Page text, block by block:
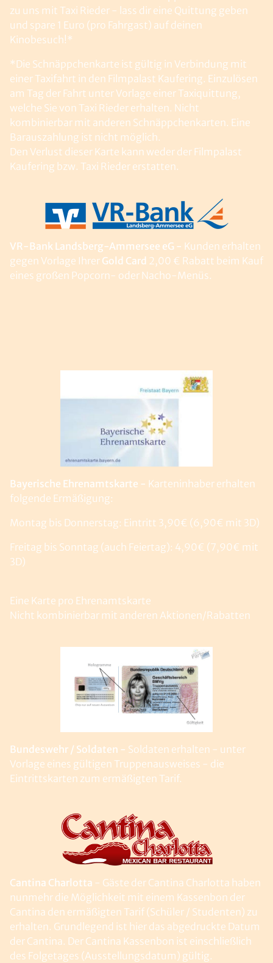
zu uns mit Taxi Rieder - lass dir eine Quittung geben
und spare 1 Euro (pro Fahrgast) auf deinen
Kinobesuch!*
*Die Schnäppchenkarte ist gültig in Verbindung mit
einer Taxifahrt in den Filmpalast Kaufering. Einzulösen
am Tag der Fahrt unter Vorlage einer Taxiquittung,
welche Sie von Taxi Rieder erhalten. Nicht
kombinierbar mit anderen Schnäppchenkarten. Eine
Barauszahlung ist nicht möglich.
Den Verlust dieser Karte kann weder der Filmpalast
Kaufering bzw. Taxi Rieder erstatten.
VR-Bank Landsberg-Ammersee eG - Kunden erhalten
gegen Vorlage Ihrer Gold Card 2,00 € Rabatt beim Kauf
eines großen Popcorn- oder Nacho-Menüs.
Bayerische Ehrenamtskarte - Karteninhaber erhalten
folgende Ermäßigung:
Montag bis Donnerstag: Eintritt 3,90€ (6,90€ mit 3D)
Freitag bis Sonntag (auch Feiertag): 4,90€ (7,90€ mit
3D)
Eine Karte pro Ehrenamtskarte
Nicht kombinierbar mit anderen Aktionen/Rabatten
Bundeswehr / Soldaten - Soldaten erhalten - unter
Vorlage eines gültigen Truppenausweises - die
Eintrittskarten zum ermäßigten Tarif.
Cantina Charlotta - Gäste der Cantina Charlotta haben
nunmehr die Möglichkeit mit einem Kassenbon der
Cantina den ermäßigten Tarif (Schüler / Studenten) zu
erhalten. Grundlegend ist hier das abgedruckte Datum
der Cantina. Der Cantina Kassenbon ist einschließlich
des Folgetages (Ausstellungsdatum) gültig.